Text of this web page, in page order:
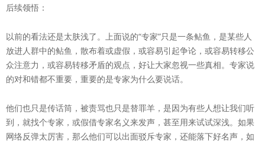
后续领悟：
以前的看法还是太肤浅了。上面说的“专家”只是一条鲇鱼，是某些人
放进人群中的鲇鱼，散布着或虚假，或容易引起争论，或容易转移公
众注意力，或容易转移矛盾的观点，好让大家忽视一些真相。专家说
的对和错都不重要，重要的是专家为什么要说话。
他们也只是传话筒，被责骂也只是替罪羊，是因为有些人想让我们听
到，就找个专家，或假借专家名义来发声，甚至用来试试深浅。如果
网络反弹太厉害，那么他们可以出面驳斥专家，还能落下好名声，如